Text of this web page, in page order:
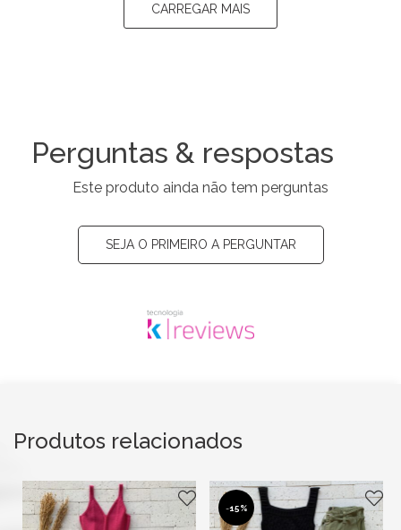
CARREGAR MAIS
Perguntas & respostas
Este produto ainda não tem perguntas
SEJA O PRIMEIRO A PERGUNTAR
Produtos relacionados
-15%